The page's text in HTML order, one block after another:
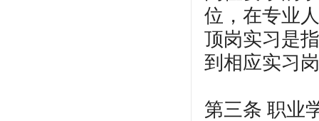
位，在专业
顶岗实习是
到相应实习
第三条 职业